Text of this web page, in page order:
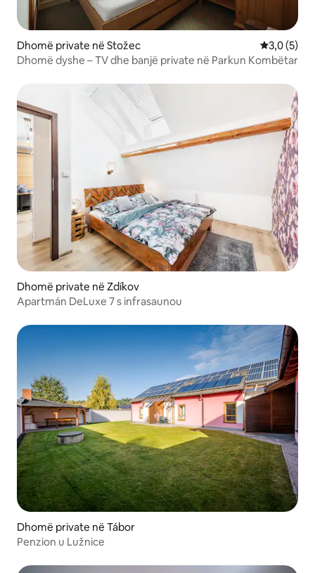
Dhomë private në Stožec Vlerësimi
3,0 (5)
Dhomë dyshe – TV dhe banjë private në Parkun Kombëtar
Dhomë private në Zdíkov
Apartmán DeLuxe 7 s infrasaunou
Dhomë private në Tábor
Penzion u Lužnice